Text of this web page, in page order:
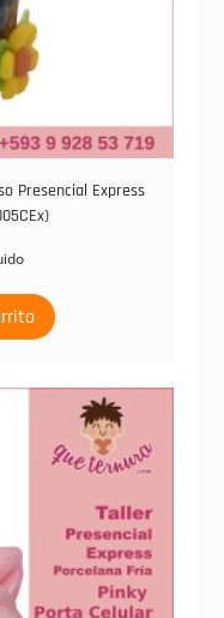
Presencial Express